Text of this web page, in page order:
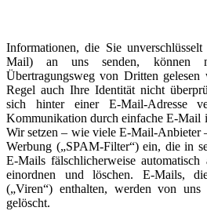
Informationen, die Sie
Mail) an uns senden, können
Übertragungsweg von Dritten
Regel auch Ihre Identität nicht
sich hinter einer E-Mail-Adresse
Kommunikation durch einfache E-Mail
Wir setzen – wie viele E-Mail-Anbieter
Werbung („SPAM-Filter“) ein, die in
E-Mails fälschlicherweise automatisch
einordnen und löschen. E-Mails,
(„Viren“) enthalten, werden von
gelöscht.